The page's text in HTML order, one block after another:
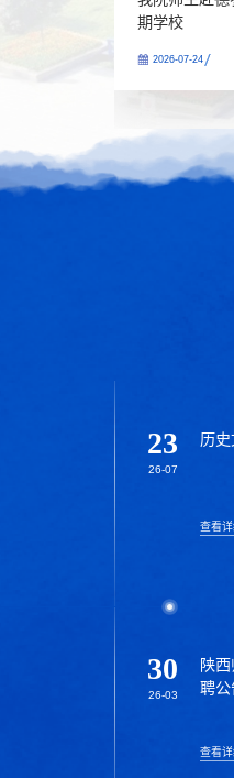
期学校
2026-07-24
23
26-07
历
查看详
30
26-03
陕
聘公
查看详